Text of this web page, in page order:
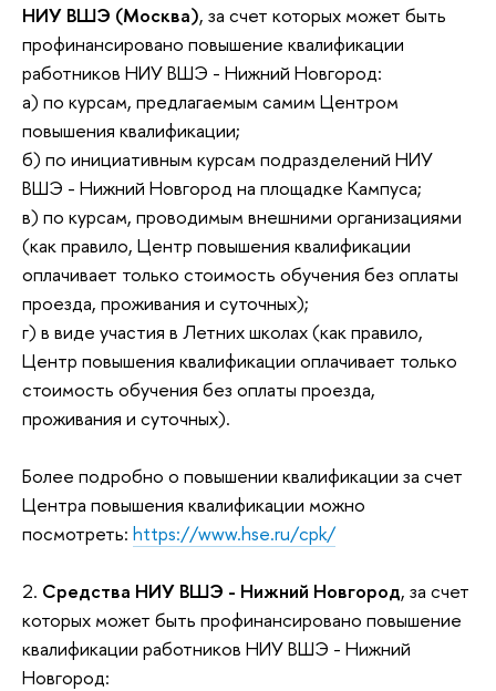
НИУ ВШЭ (Москва), за счет которых может быть
профинансировано повышение квалификации
работников НИУ ВШЭ - Нижний Новгород:
а) по курсам, предлагаемым самим Центром
повышения квалификации;
б) по инициативным курсам подразделений НИУ
ВШЭ - Нижний Новгород на площадке Кампуса;
в) по курсам, проводимым внешними организациями
(как правило, Центр повышения квалификации
оплачивает только стоимость обучения без оплаты
проезда, проживания и суточных);
г) в виде участия в Летних школах (как правило,
Центр повышения квалификации оплачивает только
стоимость обучения без оплаты проезда,
проживания и суточных).
Более подробно о повышении квалификации за счет
Центра повышения квалификации можно
посмотреть: https://www.hse.ru/cpk/
2. Средства НИУ ВШЭ - Нижний Новгород, за счет
которых может быть профинансировано повышение
квалификации работников НИУ ВШЭ - Нижний
Новгород: